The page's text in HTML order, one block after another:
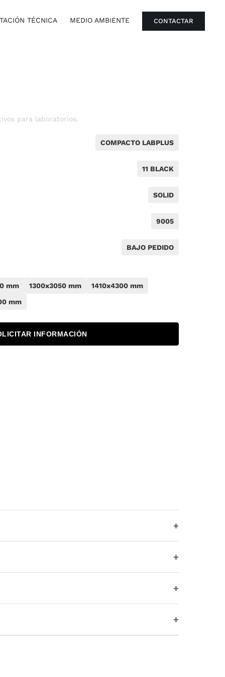
TÉCNICA MEDIO AMBIENTE CONTACTAR
para laboratorios.
COMPACTO LABPLUS
11 BLACK
SOLID
9005
BAJO PEDIDO
mm 1300x3050 mm
1410x4300 mm
mm
INFORMACIÓN